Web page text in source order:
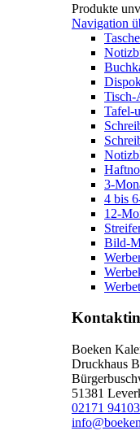
Produkte
Navigation
Tisch-
Tafel-
3-
4 bis
12-
Bild-
Boeken
Druckhaus
51381
02171